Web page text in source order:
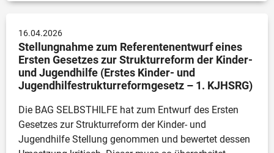
16.04.2026
Stellungnahme zum Referentenentwurf eines
Ersten Gesetzes zur Strukturreform der Kinder-
und Jugendhilfe (Erstes Kinder- und
Jugendhilfestrukturreformgesetz – 1. KJHSRG)
Die BAG SELBSTHILFE hat zum Entwurf des Ersten
Gesetzes zur Strukturreform der Kinder- und
Jugendhilfe Stellung genommen und bewertet dessen